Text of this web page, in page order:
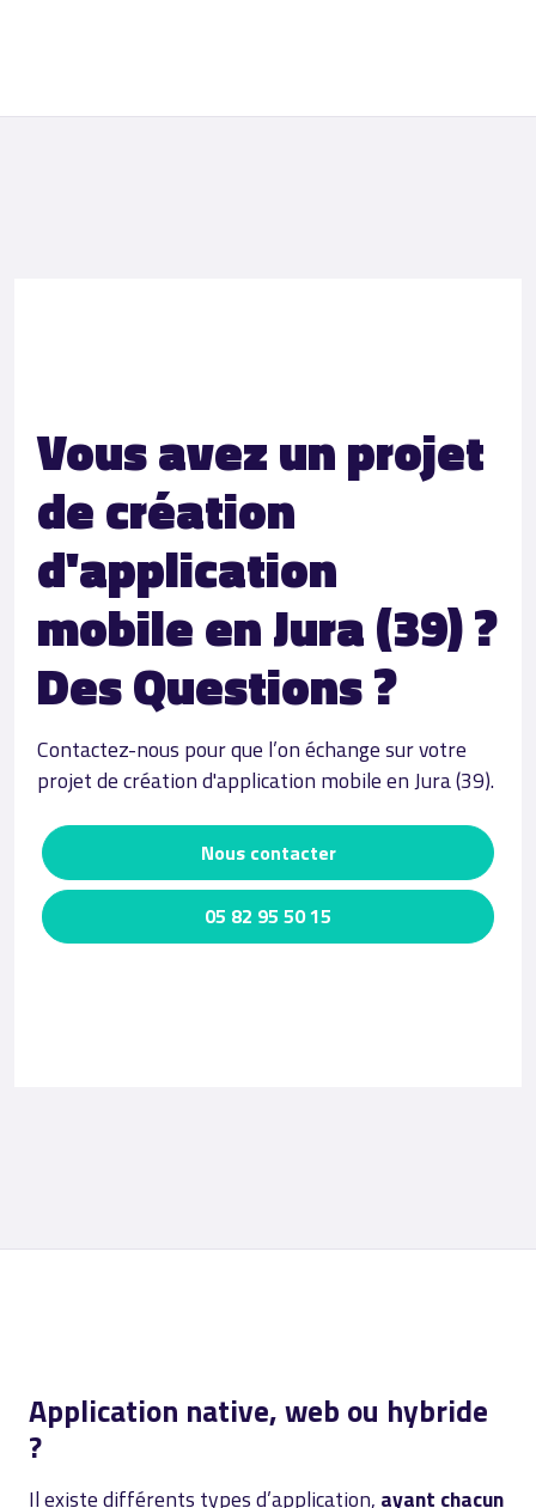
Vous avez un projet
de création
d'application
mobile en Jura (39) ?
Des Questions ?
Contactez-nous pour que l’on échange sur votre
projet de création d'application mobile en Jura (39).
Nous contacter
05 82 95 50 15
Application native, web ou hybride
?
Il existe différents types d’application, ayant chacun